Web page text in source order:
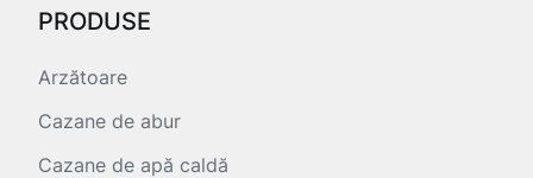
PRODUSE
Arzătoare
Cazane de abur
Cazane de apă caldă